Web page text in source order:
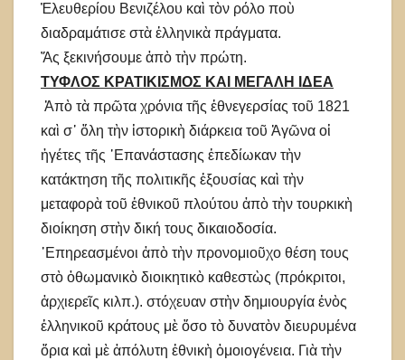
Ἐλευθερίου Βενιζέλου καὶ τὸν ρόλο ποὺ
διαδραμάτισε στὰ ἐλληνικὰ πράγματα.
Ἄς ξεκινήσουμε ἀπὸ τὴν πρώτη.
ΤΥΦΛΟΣ ΚΡΑΤΙΚΙΣΜΟΣ ΚΑΙ ΜΕΓΑΛΗ ΙΔΕΑ
Ἀπὸ τὰ πρῶτα χρόνια τῆς ἐθνεγερσίας τοῦ 1821
καὶ σ᾽ ὅλη τὴν ἱστορικὴ διάρκεια τοῦ Ἀγῶνα οἱ
ἡγέτες τῆς ᾿Επανάστασης ἐπεδίωκαν τὴν
κατάκτηση τῆς πολιτικῆς ἐξουσίας καὶ τὴν
μεταφορὰ τοῦ ἐθνικοῦ πλούτου ἀπὸ τὴν τουρκικὴ
διοίκηση στὴν δική τους δικαιοδοσία.
᾿Επηρεασμένοι ἀπὸ τὴν προνομιοῦχο θέση τους
στὸ ὀθωμανικὸ διοικητικὸ καθεστὼς (πρόκριτοι,
ἀρχιερεῖς κιλπ.). στόχευαν στὴν δημιουργία ἑνὸς
ἑλληνικοῦ κράτους μὲ ὅσο τὸ δυνατὸν διευρυμένα
ὅρια καὶ μὲ ἀπόλυτη ἐθνικὴ ὁμοιογένεια. Γιὰ τὴν